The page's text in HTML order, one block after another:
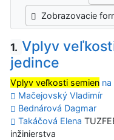
Zobrazovacie
1. Vplyv
jedince
Vplyv veľkosti semien na
Mačejovský Vladimír
Bednárová Dagmar
Takáčová Elena
inžinierstva